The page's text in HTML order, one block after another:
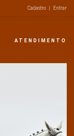
Cadastro Entrar
ATENDIMENTO